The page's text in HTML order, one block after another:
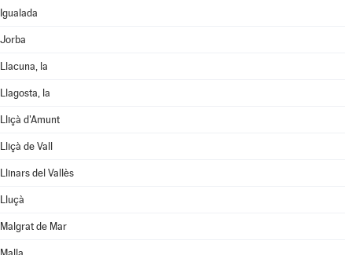
Igualada
Jorba
Llacuna, la
Llagosta, la
Lliçà d'Amunt
Lliçà de Vall
Llinars del Vallès
Lluçà
Malgrat de Mar